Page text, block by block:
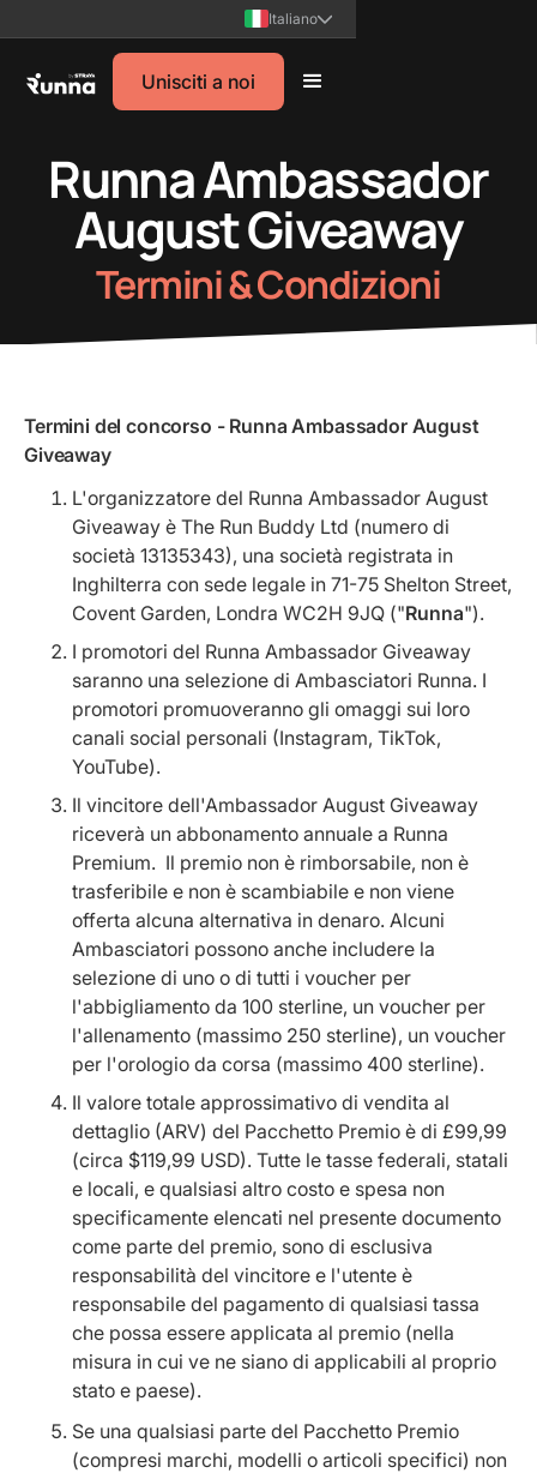
Italiano
Unisciti a noi
Runna Ambassador
August Giveaway
Termini & Condizioni
Termini del concorso - Runna Ambassador August
Giveaway
L'organizzatore del Runna Ambassador August
Giveaway è The Run Buddy Ltd (numero di
società 13135343), una società registrata in
Inghilterra con sede legale in 71-75 Shelton Street,
Covent Garden, Londra WC2H 9JQ ("Runna").
I promotori del Runna Ambassador Giveaway
saranno una selezione di Ambasciatori Runna. I
promotori promuoveranno gli omaggi sui loro
canali social personali (Instagram, TikTok,
YouTube).
Il vincitore dell'Ambassador August Giveaway
riceverà un abbonamento annuale a Runna
Premium. Il premio non è rimborsabile, non è
trasferibile e non è scambiabile e non viene
offerta alcuna alternativa in denaro. Alcuni
Ambasciatori possono anche includere la
selezione di uno o di tutti i voucher per
l'abbigliamento da 100 sterline, un voucher per
l'allenamento (massimo 250 sterline), un voucher
per l'orologio da corsa (massimo 400 sterline).
Il valore totale approssimativo di vendita al
dettaglio (ARV) del Pacchetto Premio è di £99,99
(circa $119,99 USD). Tutte le tasse federali, statali
e locali, e qualsiasi altro costo e spesa non
specificamente elencati nel presente documento
come parte del premio, sono di esclusiva
responsabilità del vincitore e l'utente è
responsabile del pagamento di qualsiasi tassa
che possa essere applicata al premio (nella
misura in cui ve ne siano di applicabili al proprio
stato e paese).
Se una qualsiasi parte del Pacchetto Premio
(compresi marchi, modelli o articoli specifici) non